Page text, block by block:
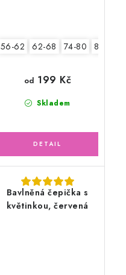
56-62 62-68 74-80 80-86
Skladem
od 199 Kč
Bavlněná čepička s
květinkou, červená